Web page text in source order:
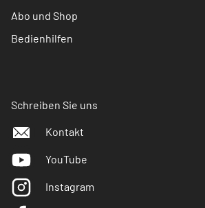
Abo und Shop
Bedienhilfen
Schreiben Sie uns
Kontakt
YouTube
Instagram